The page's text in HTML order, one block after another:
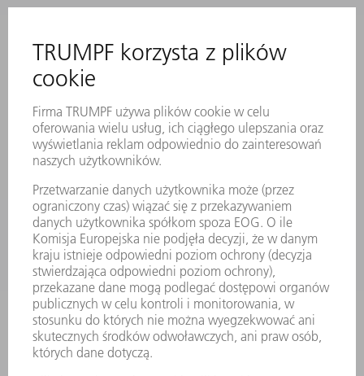
SERWIS ONLINE
KONTAKT
LOKALIZACJE
WYDARZENIA I TERMINY
SUBSKRYPCJA NEWSLETTERA
MYTRUMPF
KARTY BEZPIECZEŃSTWA
PRODUKTY
MASZYNY & SYSTEMY
LASER
ENERGOELEKTRONIKA
ELEKTRONARZĘDZIA
SMART FACTORY
OPROGRAMOWANIE
USŁUGI SERWISOWE
ZASTOSOWANIA
BRANŻE
FIRMA